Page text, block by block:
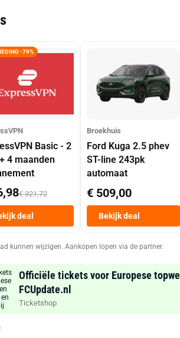
-79%
Basic - 2
4 maanden
€ 321,72
deal
Broekhuis
Ford Kuga 2.5 phev
ST-line 243pk
automaat
€ 509,00
Bekijk deal
kunnen wijzigen. Aankopen lopen via de partner.
Officiële tickets voor Europese
FCUpdate.nl
Ticketshop